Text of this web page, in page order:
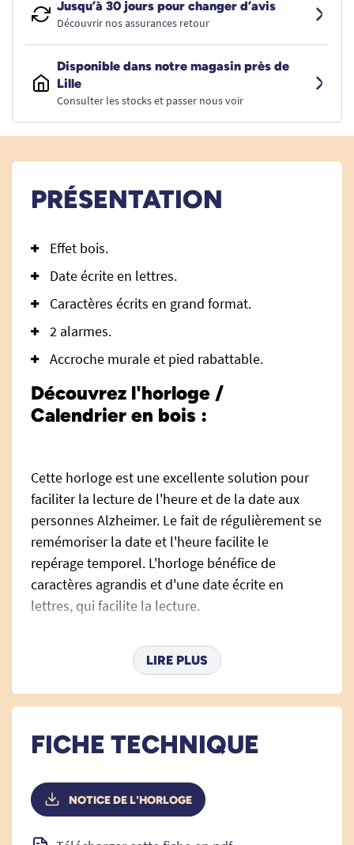
Jusqu’à 30 jours pour changer d’avis
Découvrir nos assurances retour
Disponible dans notre magasin près de
Lille
Consulter les stocks et passer nous voir
PRÉSENTATION
Effet bois.
Date écrite en lettres.
Caractères écrits en grand format.
2 alarmes.
Accroche murale et pied rabattable.
Découvrez l'horloge /
Calendrier en bois :
Cette horloge est une excellente solution pour
faciliter la lecture de l'heure et de la date aux
personnes Alzheimer. Le fait de régulièrement se
remémoriser la date et l'heure facilite le
repérage temporel. L'horloge bénéfice de
caractères agrandis et d'une date écrite en
lettres, qui facilite la lecture.
Elle dispose de plusieurs
fonctionnalités facilitant son utilisation :
Une fonction de radio pilotage, le réglage
automatiquement les changements
d'heure.
Elle dispose d'une accroche murale et d'un
LIRE PLUS
FICHE TECHNIQUE
NOTICE DE L'HORLOGE